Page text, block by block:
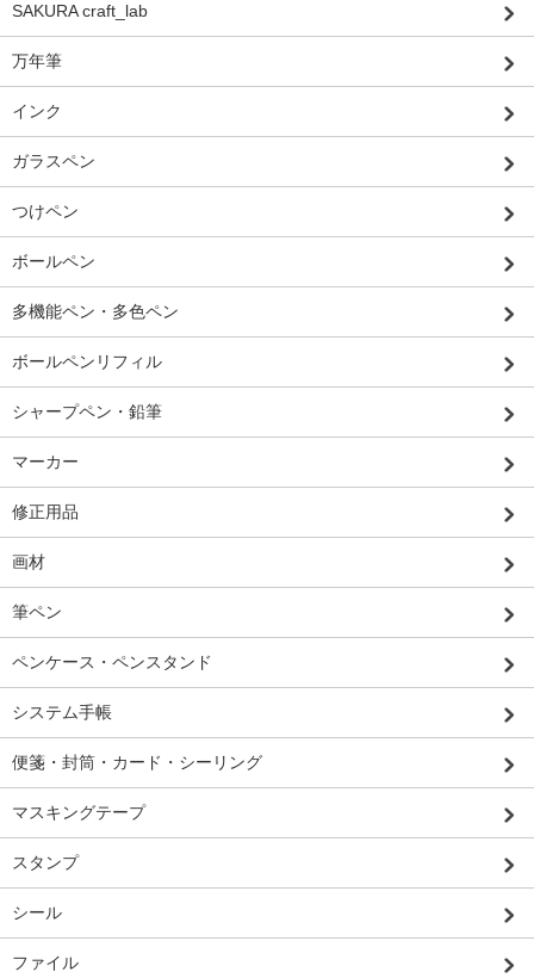
SAKURA craft_lab
万年筆
インク
ガラスペン
つけペン
ボールペン
多機能ペン・多色ペン
ボールペンリフィル
シャープペン・鉛筆
マーカー
修正用品
画材
筆ペン
ペンケース・ペンスタンド
システム手帳
便箋・封筒・カード・シーリング
マスキングテープ
スタンプ
シール
ファイル